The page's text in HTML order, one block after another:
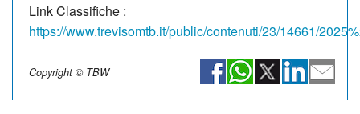
Link Classifiche :
https://www.trevisomtb.it/public/contenuti/23/14661/
Copyright © TBW